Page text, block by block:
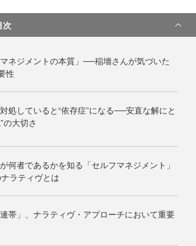
次
ネジメントの本質」──稲墻さんが気づいた
性
処していると“依存症”になる──安直な解にと
の大切さ
何者であるかを知る「セルフマネジメント」
ラティヴとは
帯」、ナラティヴ・アプローチにおいて重要